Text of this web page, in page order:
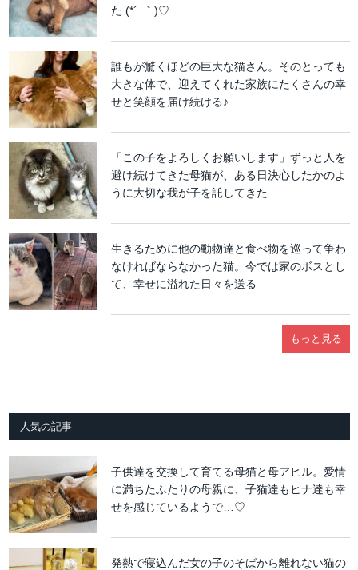
た (*´ｰ｀)♡
誰もが驚くほどの巨大な猫さん。そのとっても
大きな体で、迎えてくれた家族にたくさんの幸
せと笑顔を届け続ける♪
「この子をよろしくお願いします」ずっと人を
避け続けてきた母猫が、ある日決心したかのよ
うに大切な我が子を託してきた
生きるために他の動物達と食べ物を巡って争わ
なければならなかった猫。今では家のボスとし
て、幸せに溢れた日々を送る
もっと見る
人気の記事
子供達を交換して育てる母猫と母アヒル。愛情
に満ちたふたりの母親に、子猫達もヒナ達も幸
せを感じているようで…♡
発熱で寝込んだ女の子のそばから離れない猫の